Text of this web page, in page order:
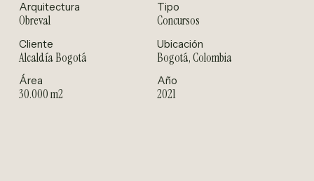
Arquitectura
Obreval
Tipo
Concursos
Cliente
Alcaldía Bogotá
Ubicación
Bogotá, Colombia
Área
30.000 m2
Año
2021